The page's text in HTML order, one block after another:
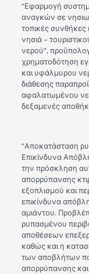
“Εφαρμογή
αναγκών σε
τοπικές συνθήκες
νησιά –
νερού”,
χρηματοδότηση
και υφάλμυρου
διάθεσης
αφαλατωμένου
δεξαμενές
“Αποκατάσταση
Επικίνδυνα
την πρόσκληση
απορρύπανσης
εξοπλισμού και
επικίνδυνα
αμιάντου.
ρυπασμένου
αποθέσεων
καθώς και η
των αποβλήτων
απορρύπανσης